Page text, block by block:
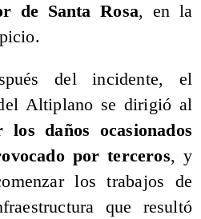
de Santa Rosa, en la
del incidente, el
Altiplano se dirigió al
los daños ocasionados
por terceros, y
los trabajos de
que resultó